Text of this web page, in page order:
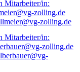
zolling.de